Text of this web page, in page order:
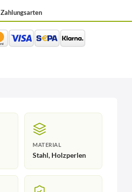
Zahlungsarten
MATERIAL
Stahl, Holzperlen